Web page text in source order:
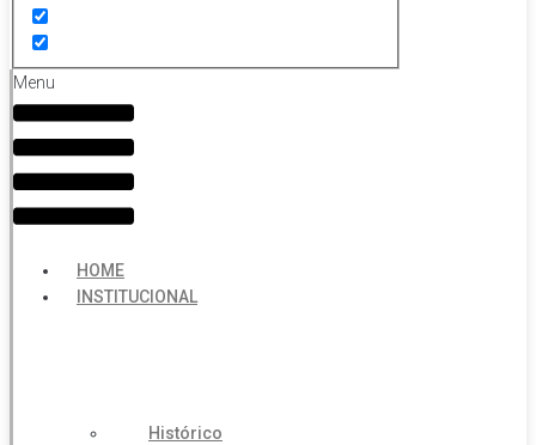
Menu
HOME
INSTITUCIONAL
Histórico